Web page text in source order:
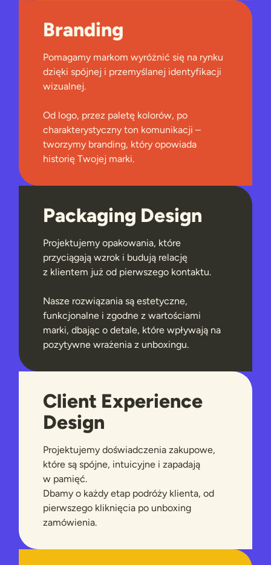
Branding
Pomagamy markom wyróżnić się na rynku
dzięki spójnej i przemyślanej identyfikacji
wizualnej.
Od logo, przez paletę kolorów, po
charakterystyczny ton komunikacji –
tworzymy branding, który opowiada
historię Twojej marki.
Packaging Design
Projektujemy opakowania, które
przyciągają wzrok i budują relację
z klientem już od pierwszego kontaktu.
Nasze rozwiązania są estetyczne,
funkcjonalne i zgodne z wartościami
marki, dbając o detale, które wpływają na
pozytywne wrażenia z unboxingu.
Client Experience
Design
Projektujemy doświadczenia zakupowe,
które są spójne, intuicyjne i zapadają
w pamięć.
Dbamy o każdy etap podróży klienta, od
pierwszego kliknięcia po unboxing
zamówienia.